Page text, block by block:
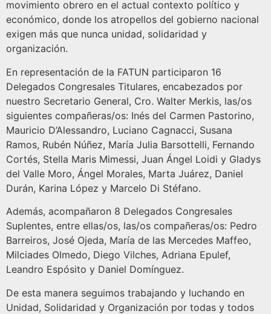
movimiento obrero en el actual contexto político y
económico, donde los atropellos del gobierno nacional
exigen más que nunca unidad, solidaridad y
organización.
En representación de la FATUN participaron 16
Delegados Congresales Titulares, encabezados por
nuestro Secretario General, Cro. Walter Merkis, las/os
siguientes compañeras/os: Inés del Carmen Pastorino,
Mauricio D’Alessandro, Luciano Cagnacci, Susana
Ramos, Rubén Núñez, María Julia Barsottelli, Fernando
Cortés, Stella Maris Mimessi, Juan Ángel Loidi y Gladys
del Valle Moro, Ángel Morales, Marta Juárez, Daniel
Durán, Karina López y Marcelo Di Stéfano.
Además, acompañaron 8 Delegados Congresales
Suplentes, entre ellas/os, las/os compañeras/os: Pedro
Barreiros, José Ojeda, María de las Mercedes Maffeo,
Milciades Olmedo, Diego Vilches, Adriana Epulef,
Leandro Espósito y Daniel Domínguez.
De esta manera seguimos trabajando y luchando en
Unidad, Solidaridad y Organización por todas y todos